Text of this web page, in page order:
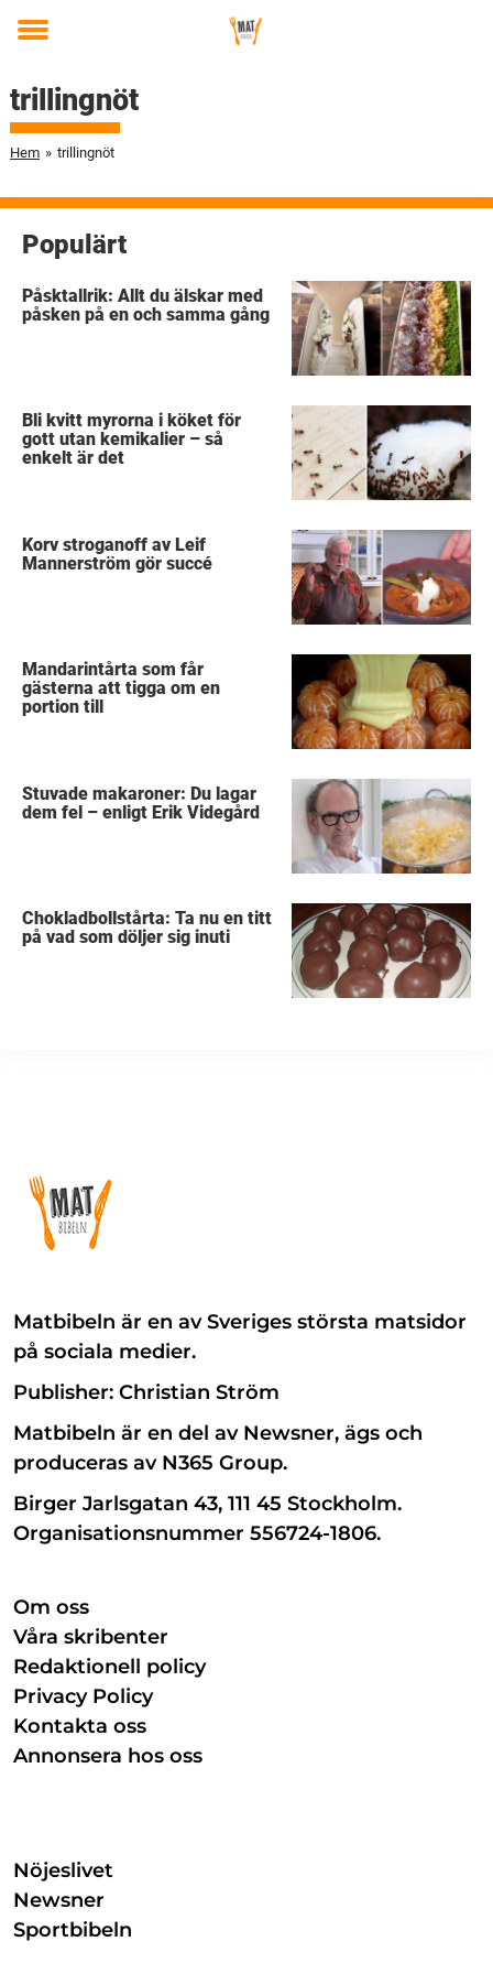
Toggle
trillingnöt
Hem » trillingnöt
Populärt
Påsktallrik: Allt du älskar med
påsken på en och samma gång
Bli kvitt myrorna i köket för
gott utan kemikalier – så
enkelt är det
Korv stroganoff av Leif
Mannerström gör succé
Mandarintårta som får
gästerna att tigga om en
portion till
Stuvade makaroner: Du lagar
dem fel – enligt Erik Videgård
Chokladbollstårta: Ta nu en titt
på vad som döljer sig inuti
Matbibeln är en av Sveriges största matsidor
på sociala medier.
Publisher: Christian Ström
Matbibeln är en del av Newsner, ägs och
produceras av N365 Group.
Birger Jarlsgatan 43, 111 45 Stockholm.
Organisationsnummer 556724-1806.
Om oss
Våra skribenter
Redaktionell policy
Privacy Policy
Kontakta oss
Annonsera hos oss
Nöjeslivet
Newsner
Sportbibeln